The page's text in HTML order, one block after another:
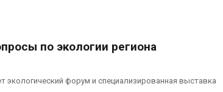
по экологии региона
экологический форум и специализированная выставка